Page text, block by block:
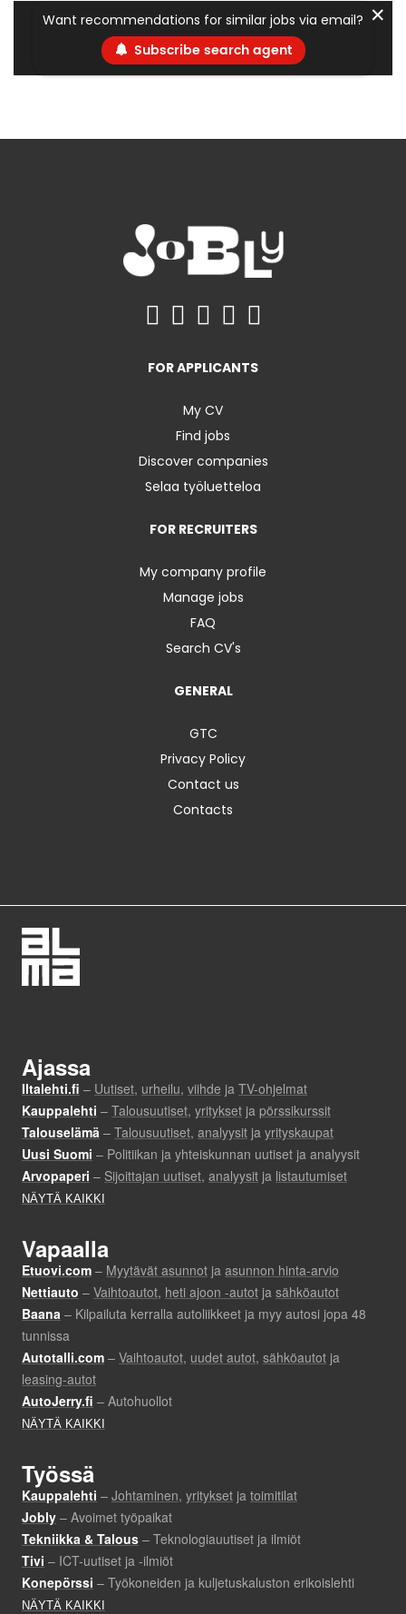
Want recommendations for similar jobs via email?
Subscribe search agent
✕
FOR APPLICANTS
My CV
Find jobs
Discover companies
Selaa työluetteloa
FOR RECRUITERS
My company profile
Manage jobs
FAQ
Search CV's
GENERAL
GTC
Privacy Policy
Contact us
Contacts